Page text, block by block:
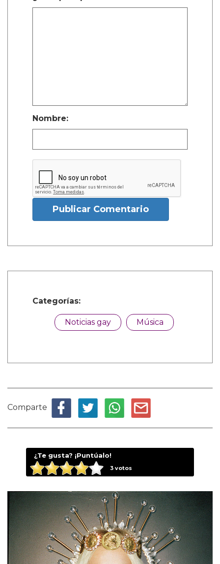
Nombre:
Publicar Comentario
Categorías:
Noticias gay Música
Comparte
¿Te gusta? ¡Puntúalo!
3votos